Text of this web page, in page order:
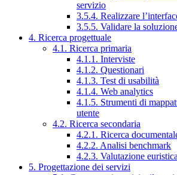
servizio
3.5.4. Realizzare
3.5.5. Validare la
4. Ricerca progettuale
4.1. Ricerca primaria
4.1.1. Interviste
4.1.2. Questionari
4.1.3. Test di usabilità
4.1.4. Web analytics
4.1.5. Strumenti di
utente
4.2. Ricerca secondaria
4.2.1. Ricerca
4.2.2. Analisi benchmark
4.2.3. Valutazione euristica
5. Progettazione dei servizi